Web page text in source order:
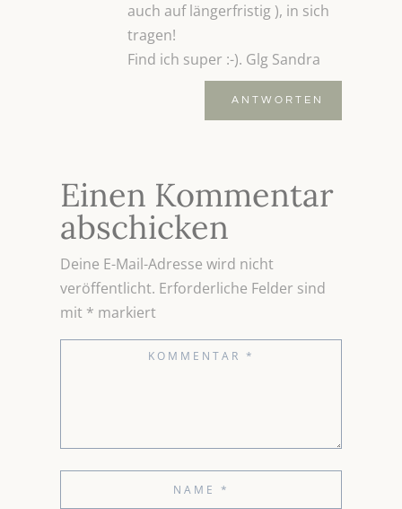
auch auf längerfristig ), in sich
tragen!
Find ich super :-). Glg Sandra
ANTWORTEN
Einen Kommentar
abschicken
Deine E-Mail-Adresse wird nicht
veröffentlicht. Erforderliche Felder sind
mit * markiert